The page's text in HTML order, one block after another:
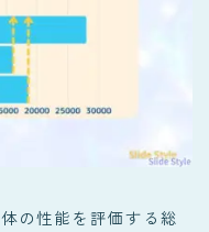
の性能を評価する総